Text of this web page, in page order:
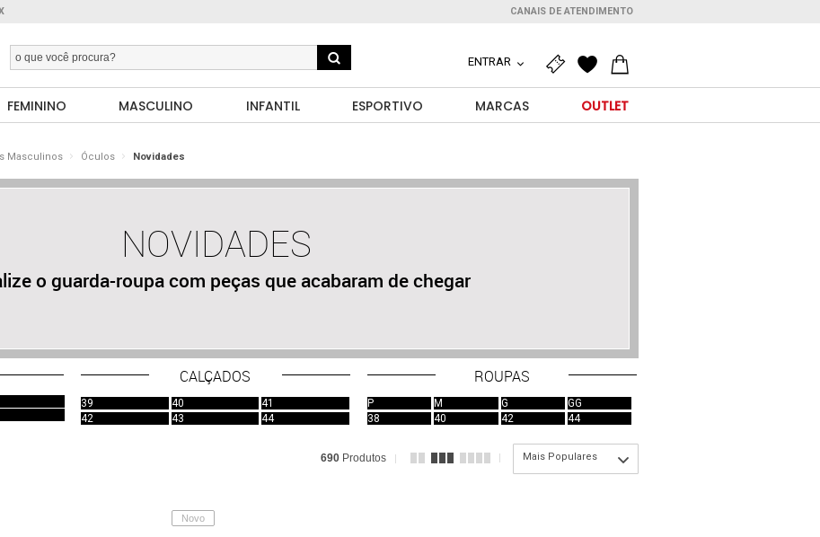
CANAIS DE ATENDIMENTO
ENTRAR
FEMININO MASCULINO INFANTIL ESPORTIVO MARCAS OUTLET
Masculinos Óculos Novidades
NOVIDADES
o guarda-roupa com peças que acabaram de chegar
CALÇADOS
39 40
41
42
43 44
ROUPAS
P M G
GG
38
40 42 44
690 Produtos Mais Populares
Novo